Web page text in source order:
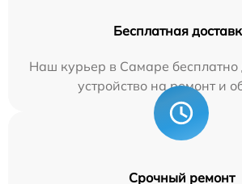
Бесплатная
Наш курьер в Самаре бесплатно
устройство на ремонт и
Срочный ремонт